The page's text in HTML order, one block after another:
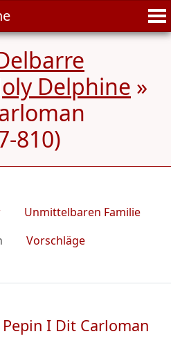
Delphine »
810)
Unmittelbaren Familie
Vorschläge
I Dit Carloman